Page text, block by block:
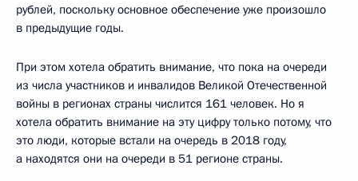
рублей, поскольку основное обеспечение уже произошло
в предыдущие годы.
При этом хотела обратить внимание, что пока на очереди
из числа участников и инвалидов Великой Отечественной
войны в регионах страны числится 161 человек. Но я
хотела обратить внимание на эту цифру только потому, что
это люди, которые встали на очередь в 2018 году,
а находятся они на очереди в 51 регионе страны.